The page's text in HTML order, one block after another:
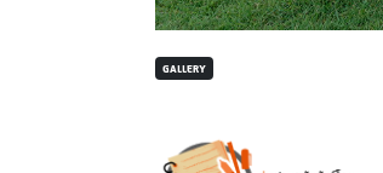
GALLERY